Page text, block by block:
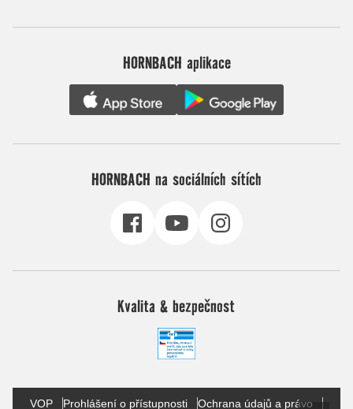
HORNBACH aplikace
HORNBACH na sociálních sítích
Kvalita & bezpečnost
VOP Prohlášení o přístupnosti Ochrana údajů a právo